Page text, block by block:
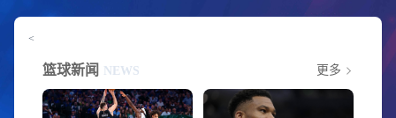
<
篮球新闻 NEWS 更多